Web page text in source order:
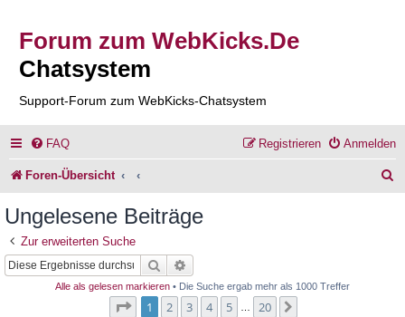
Forum zum WebKicks.De
Chatsystem
Support-Forum zum WebKicks-Chatsystem
FAQ Anmelden
Registrieren
Foren-Übersicht
Ungelesene Beiträge
Zur erweiterten Suche
Suche
Alle als gelesen markieren • Die Suche ergab mehr als 1000 Treffer
Seite von
1 2 3 4 5 20